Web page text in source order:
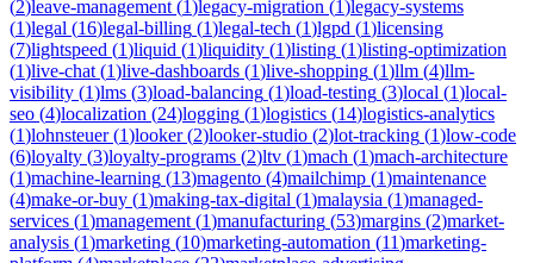
(2)leave-management (1)legacy-migration (1)legacy-systems
(1)legal (16)legal-billing (1)legal-tech (1)lgpd (1)licensing
(7)lightspeed (1)liquid (1)liquidity (1)listing (1)listing-optimization
(1)live-chat (1)live-dashboards (1)live-shopping (1)llm (4)llm-
visibility (1)lms (3)load-balancing (1)load-testing (3)local (1)local-
seo (4)localization (24)logging (1)logistics (14)logistics-analytics
(1)lohnsteuer(1)looker(2)looker-studio (2)lot-tracking (1)low-code
(6)loyalty (3)loyalty-programs (2)ltv (1)mach (1)mach-architecture
(1)machine-learning (13)magento (4)mailchimp (1)maintenance
(4)make-or-buy (1)making-tax-digital (1)malaysia (1)managed-
services (1)management (1)manufacturing (53)margins (2)market-
analysis (1)marketing (10)marketing-automation (11)marketing-